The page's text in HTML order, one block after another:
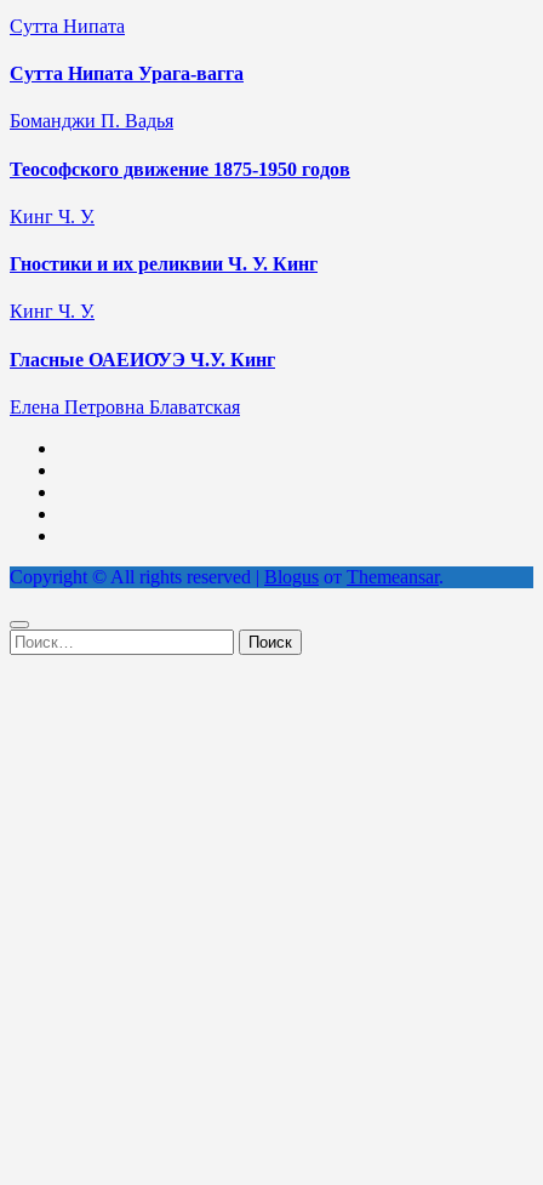
Сутта Нипата
Сутта Нипата Урага-вагга
Боманджи П. Вадья
Теософского движение 1875-1950 годов
Кинг Ч. У.
Гностики и их реликвии Ч. У. Кинг
Кинг Ч. У.
Гласные ОАЕИО̄УЭ Ч.У. Кинг
Елена Петровна Блаватская
Copyright © All rights reserved | Blogus от Themeansar.
Найти: